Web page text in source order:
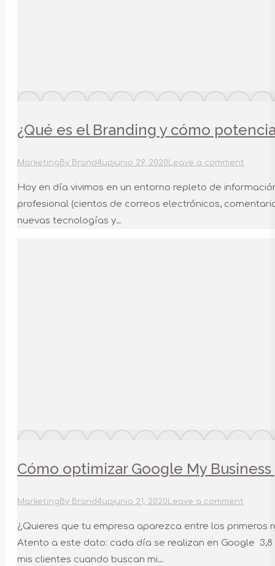
¿Qué es el Branding y cómo
Marketing By Brand4upjunio 29, 2020 Leave a comment
Hoy en día vivimos en un entorno repleto de
profesional (cientos de correos electrónicos,
nuevas tecnologías y…
Cómo optimizar Google My
Marketing By Brand4upjunio 21, 2020 Leave a comment
¿Quieres que tu empresa aparezca entre los
Atento a este dato: cada día se realizan en Google
mis clientes cuando buscan mi…